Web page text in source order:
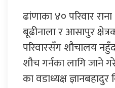
ढांणाका ४० परिवार
बूढीनाला र आसापुर
परिवारसँग शौचालय
शौच गर्नका लागि जाने
का वडाध्यक्ष